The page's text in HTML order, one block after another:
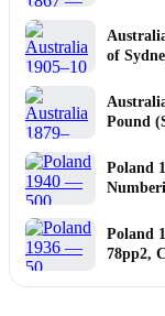
of
Pound
Poland
Poland
78pp2,